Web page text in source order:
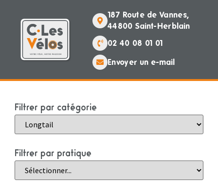
187 Route de Vannes,
44800 Saint-Herblain
02 40 08 01 01
Envoyer un e-mail
Filtrer par catégorie
Filtrer par pratique